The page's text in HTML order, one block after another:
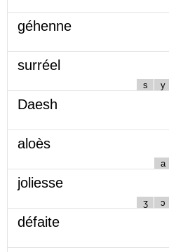
géhenne
surréel
s y
Daesh
aloès
a
joliesse
ʒ ɔ
défaite